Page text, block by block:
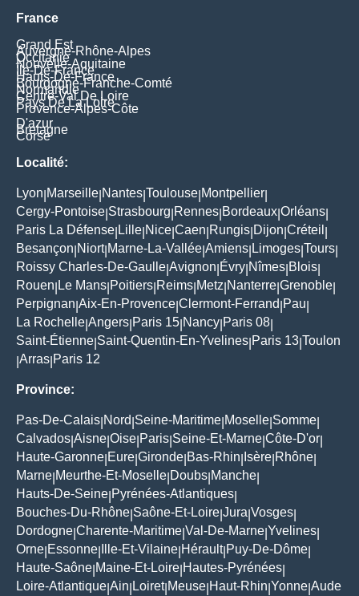
France
Grand Est
Auvergne-Rhône-Alpes
Occitanie
Nouvelle-Aquitaine
Île-De-France
Hauts-De-France
Bourgogne-Franche-Comté
Normandie
Centre-Val De Loire
Pays De La Loire
Provence-Alpes-Côte
D'azur
Bretagne
Corse
Localité:
Lyon Marseille Nantes Toulouse Montpellier
Cergy-Pontoise Strasbourg Rennes Bordeaux Orléans
Paris La Défense Lille Nice Caen Rungis Dijon Créteil
Besançon Niort| Marne-La-Vallée Amiens Limoges Tours
Roissy Charles-De-Gaulle Avignon Évry Nîmes Blois
Rouen Le Mans Poitiers Reims Metz Nanterre Grenoble
Perpignan Aix-En-Provence Clermont-Ferrand Pau
La Rochelle Angers Paris 15 Nancy Paris 08
Saint-Étienne Saint-Quentin-En-Yvelines Paris 13 Toulon
Arras Paris 12
Province:
Pas-De-Calais Nord Seine-Maritime Moselle Somme
Calvados Aisne Oise Paris Seine-Et-Marne Côte-D'or
Haute-Garonne Eure Gironde Bas-Rhin Isère Rhône
Marne Meurthe-Et-Moselle Doubs Manche
Hauts-De-Seine Pyrénées-Atlantiques
Bouches-Du-Rhône Saône-Et-Loire Jura Vosges
Dordogne Charente-Maritime Val-De-Marne Yvelines
Orne Essonne Ille-Et-Vilaine Hérault| Puy-De-Dôme
Haute-Saône Maine-Et-Loire Hautes-Pyrénées
Loire-Atlantique Ain Loiret| Meuse Haut-Rhin Yonne Aude